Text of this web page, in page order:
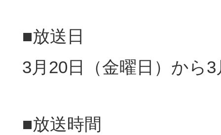
■放送日
3月20日（金曜日）から
■放送時間